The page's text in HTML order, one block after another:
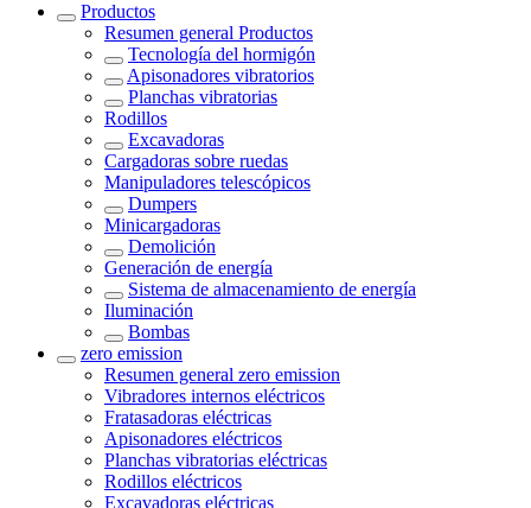
Productos
Resumen general Productos
Tecnología del hormigón
Apisonadores vibratorios
Planchas vibratorias
Rodillos
Excavadoras
Cargadoras sobre ruedas
Manipuladores telescópicos
Dumpers
Minicargadoras
Demolición
Generación de energía
Sistema de almacenamiento de energía
Iluminación
Bombas
zero emission
Resumen general zero emission
Vibradores internos eléctricos
Fratasadoras eléctricas
Apisonadores eléctricos
Planchas vibratorias eléctricas
Rodillos eléctricos
Excavadoras eléctricas